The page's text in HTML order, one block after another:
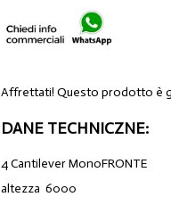
Affrettati! Questo prodotto è
DANE TECHNICZNE:
4 Cantilever MonoFRONTE
altezza 6000